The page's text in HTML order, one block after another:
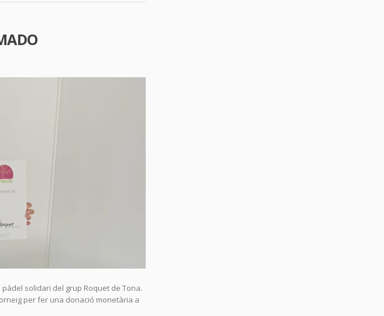
solidari del grup Roquet de Tona.
per fer una donació monetària a